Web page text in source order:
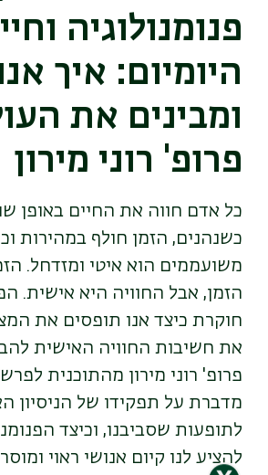
פנומנולוגיה וחיי
היומיום: איך
ומבינים את
פרופ' רוני מירון
כל אדם חווה את החיים באופן
כשנהנים, הזמן חולף במהירות
משועממים הוא איטי ומזדחל.
הזמן, אבל החוויה היא אישית.
חוקרת כיצד אנו תופסים את
את חשיבות החוויה האישית
פרופ' רוני מירון מהתוכנית
מדברת על תפקידו של הניסיון
לתופעות שסביבנו, וכיצד
להציע לנו קיום אנושי ראוי